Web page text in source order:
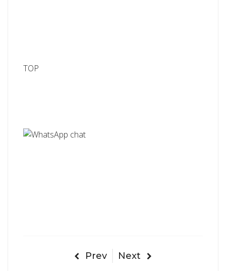
TOP
Prev Next